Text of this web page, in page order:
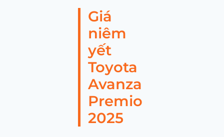
Giá
niêm
yết
Toyota
Avanza
Premio
2025